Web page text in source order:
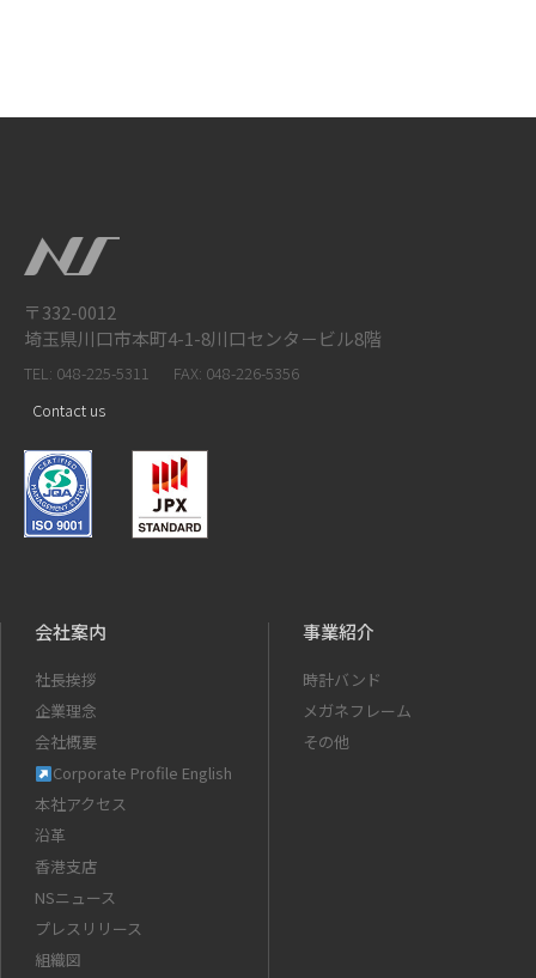
〒332-0012
埼玉県川口市本町4-1-8川口センタ－ビル8階
TEL: 048-225-5311
FAX: 048-226-5356
Contact us
会社案内
社長挨拶
企業理念
会社概要
Corporate Profile English
本社アクセス
沿革
香港支店
NSニュース
プレスリリース
組織図
事業紹介
時計バンド
メガネフレーム
その他